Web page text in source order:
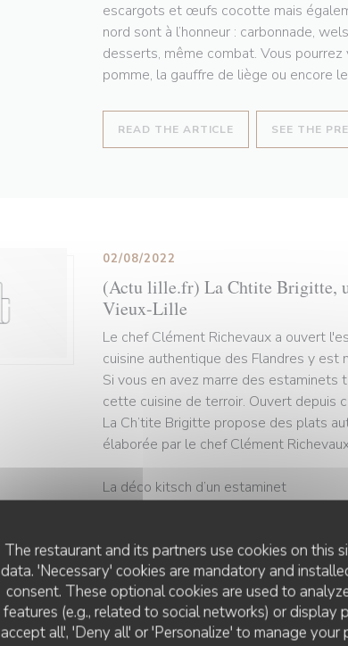
The restaurant and its partners use cookies on this
data. 'Necessary' cookies are mandatory and
consent. These optional cookies are used to
features (e.g., related to social networks) or display
accept all', 'Deny all' or 'Personalize' to manage
escargots et œufs cocotte mais
nord sont à l’honneur : carbonnade,
desserts, même combat. Vous
pomme, la gauffre de liège ou encore
READ THE ARTICLE ((OPENS IN A
SEE THE
(Actu lille.fr) La Chtite Brigitte,
Vieux-Lille
02/08/2022
Le chef Clément Richevaux a ouvert
cuisine authentique des Flandres y est
Si vous en avez marre des
cette cuisine de terroir. Ouvert depuis
La Ch’tite Brigitte propose des plats
élaborée par le chef Clément
La déco kitsch d’un estaminet
Depuis fin 2019 au 13 rue des
clin d’œil à sa grand-mère qui lui a
tête de réaliser l’un de ses rêves :
comme les préparait Mamie Brigitte.
L’opportunité s’est finalement